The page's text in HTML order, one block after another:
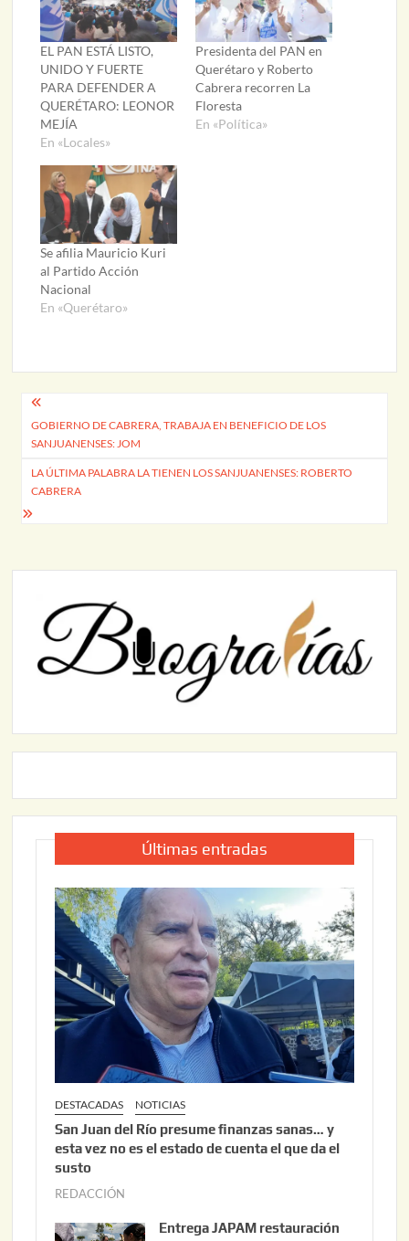
EL PAN ESTÁ LISTO,
UNIDO Y FUERTE
PARA DEFENDER A
QUERÉTARO: LEONOR
MEJÍA
En «Locales»
Presidenta del PAN en
Querétaro y Roberto
Cabrera recorren La
Floresta
En «Política»
Se afilia Mauricio Kuri
al Partido Acción
Nacional
En «Querétaro»
Navegación
de
entradas
GOBIERNO DE CABRERA, TRABAJA EN BENEFICIO DE LOS
SANJUANENSES: JOM
LA ÚLTIMA PALABRA LA TIENEN LOS SANJUANENSES: ROBERTO
CABRERA
Últimas entradas
DESTACADAS NOTICIAS
San Juan del Río presume finanzas sanas… y
esta vez no es el estado de cuenta el que da el
susto
REDACCIÓN
Entrega JAPAM restauración